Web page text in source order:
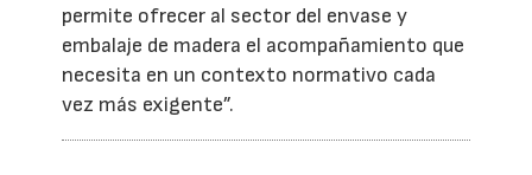
permite ofrecer al sector del envase y
embalaje de madera el acompañamiento que
necesita en un contexto normativo cada
vez más exigente”.